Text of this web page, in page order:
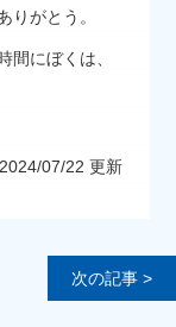
りがとう。
間にぼくは、
2024/07/22 更新
次の記事 >